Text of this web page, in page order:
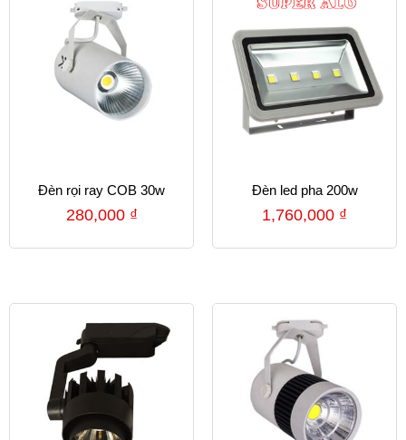
Đèn rọi ray COB 30w
280,000 ₫
Đèn led pha 200w
1,760,000 ₫